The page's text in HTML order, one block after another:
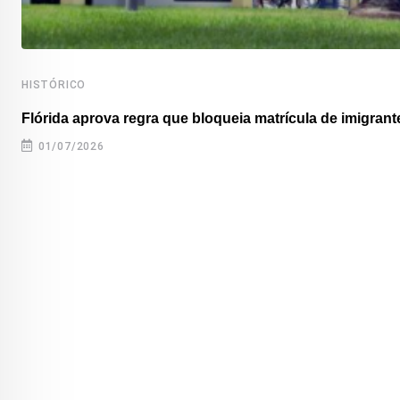
HISTÓRICO
Flórida aprova regra que bloqueia matrícula de
01/07/2026